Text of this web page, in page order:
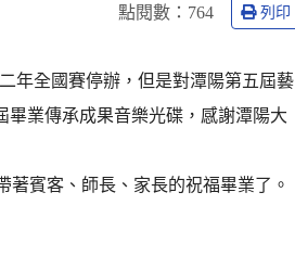
點閱數： 764 列印
年全國賽停辦，但是對潭陽第五屆藝
畢業傳承成果音樂光碟，感謝潭陽大
著賓客、師長、家長的祝福畢業了。